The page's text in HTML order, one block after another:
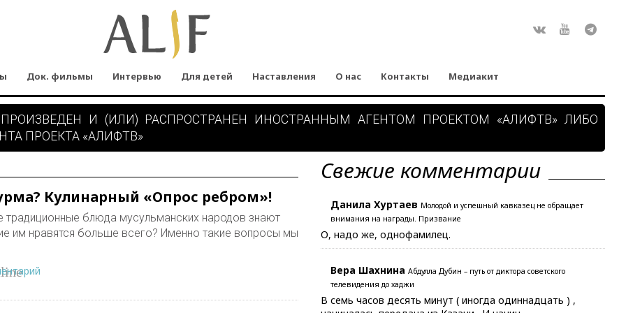
Док. фильмы Интервью Для детей Наставления О нас Контакты Медиакит
И (ИЛИ) РАСПРОСТРАНЕН ИНОСТРАННЫМ АГЕНТОМ ПРОЕКТОМ «АЛИФТВ» ЛИБО
ПРОЕКТА «АЛИФТВ»
Кулинарный «Опрос ребром»!
блюда мусульманских народов знают
им нравятся больше всего? Именно такие вопросы мы
Свежие комментарии
Данила Хуртаев Молодой и успешный кавказец не обращает
внимания на награды. Призвание
О, надо же, однофамилец.
Вера Шахнина Абдулла Дубин – путь от диктора советского
телевидения до хаджи
В семь часов десять минут ( иногда одиннадцать ) ,